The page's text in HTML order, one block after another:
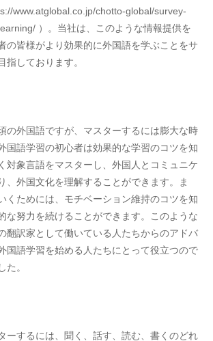
www.atglobal.co.jp/chotto-global/survey-
）。当社は、このような情報提供を
の皆様がより効果的に外国語を学ぶことをサ
指しております。
の外国語ですが、マスターするには膨大な時
国語学習の初心者は効果的な学習のコツを知
対象言語をマスターし、外国人とコミュニケ
、外国文化を理解することができます。ま
くためには、モチベーション維持のコツを知
な努力を続けることができます。このような
翻訳家として働いている人たちからのアドバ
国語学習を始める人たちにとって役立つので
た。
ーするには、聞く、話す、読む、書くのどれ